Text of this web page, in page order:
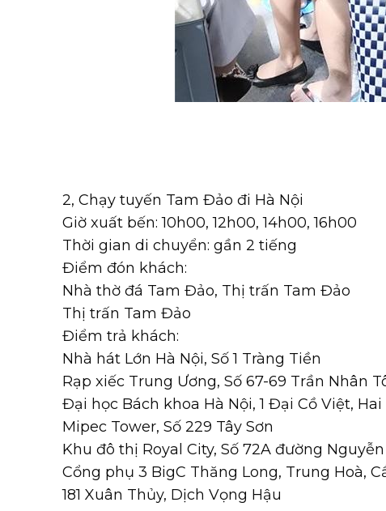
2, Chạy tuyến Tam Đảo đi Hà Nội
Giờ xuất bến: 10h00, 12h00, 14h00, 16h00
Thời gian di chuyển: gần 2 tiếng
Điểm đón khách:
Nhà thờ đá Tam Đảo, Thị trấn Tam Đảo
Thị trấn Tam Đảo
Điểm trả khách:
Nhà hát Lớn Hà Nội, Số 1 Tràng Tiền
Rạp xiếc Trung Ương, Số 67-69 Trần Nhân
Đại học Bách khoa Hà Nội, 1 Đại Cồ Việt,
Mipec Tower, Số 229 Tây Sơn
Khu đô thị Royal City, Số 72A đường Nguyễn
Cổng phụ 3 BigC Thăng Long, Trung Hoà,
181 Xuân Thủy, Dịch Vọng Hậu